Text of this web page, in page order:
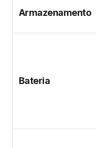
Armazenamento
Bateria